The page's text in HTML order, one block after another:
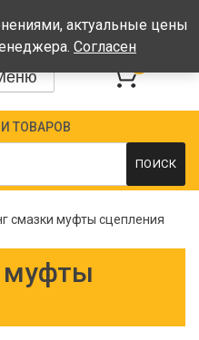
17:00, Сб-Вс - выходные
ТОВАРОВ
ПОИСК
смазки муфты сцепления
муфты
актуальные цены
Согласен